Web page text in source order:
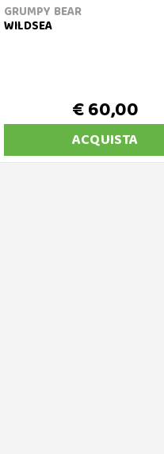
GRUMPY BEAR
WILDSEA
€ 60,00
ACQUISTA